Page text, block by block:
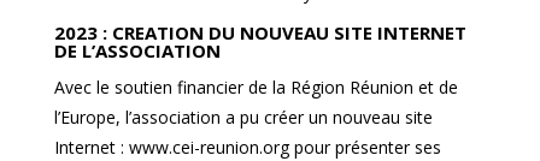
2023 : CREATION DU NOUVEAU SITE INTERNET
DE L’ASSOCIATION
Avec le soutien financier de la Région Réunion et de
l’Europe, l’association a pu créer un nouveau site
Internet : www.cei-reunion.org pour présenter ses